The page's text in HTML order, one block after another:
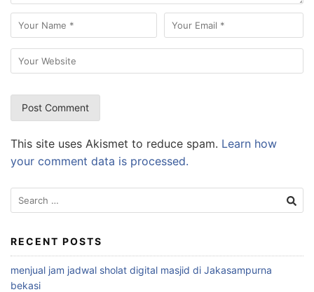
This site uses Akismet to reduce spam. Learn how
your comment data is processed.
Search
for:
RECENT POSTS
menjual jam jadwal sholat digital masjid di Jakasampurna
bekasi